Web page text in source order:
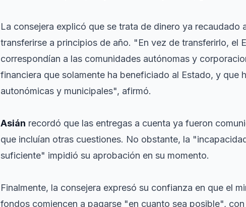
La consejera explicó que se trata de dinero ya
transferirse a principios de año. "En vez de transferirlo, el
correspondían a las comunidades autónomas y
financiera que solamente ha beneficiado al Estado, y que
autonómicas y municipales", afirmó.
Asián recordó que las entregas a cuenta ya fueron
que incluían otras cuestiones. No obstante, la
suficiente" impidió su aprobación en su momento.
Finalmente, la consejera expresó su confianza en que el
fondos comiencen a pagarse "en cuanto sea posible",